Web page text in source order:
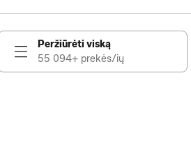
Peržiūrėti viską
55 094+ prekės/ių